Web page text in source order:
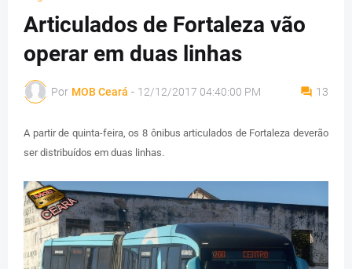
Articulados de Fortaleza vão
operar em duas linhas
Por MOB Ceará - 12/12/2017 04:40:00 PM 13
A partir de quinta-feira, os 8 ônibus articulados de Fortaleza deverão
ser distribuídos em duas linhas.